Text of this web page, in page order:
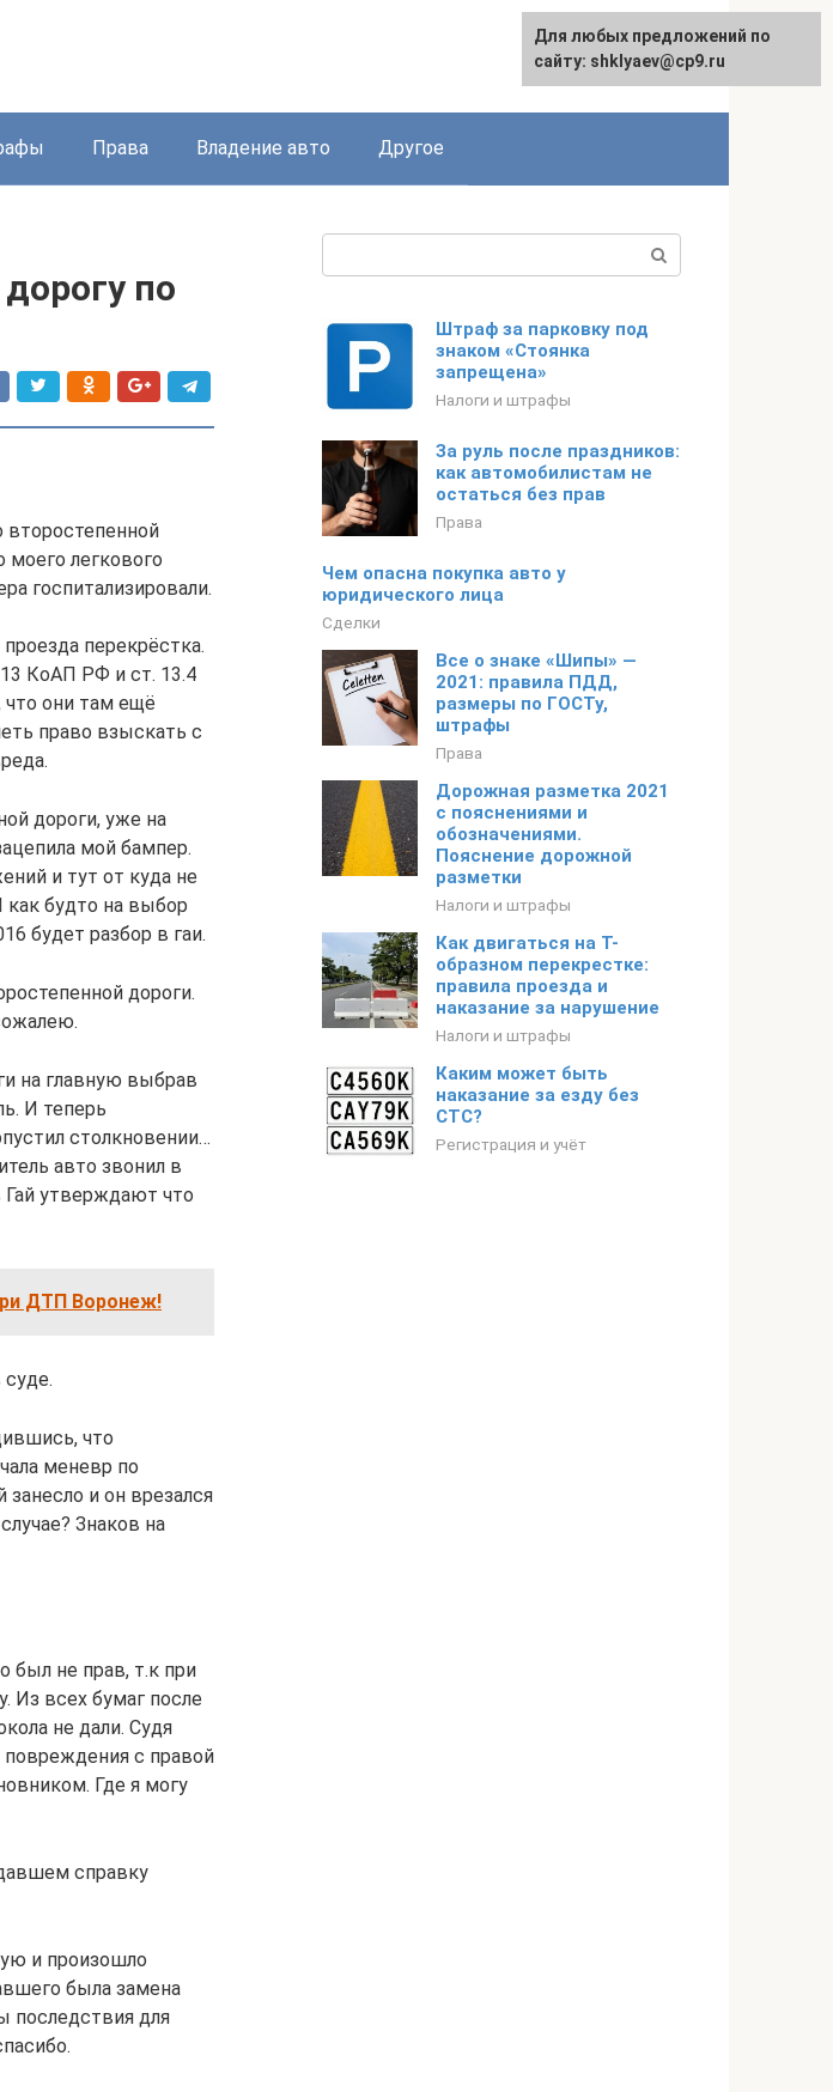
Права Владение авто Другое
по
второстепенной
легкового
госпитализировали.
перекрёстка.
КоАП РФ и ст. 13.4
они там ещё
право взыскать с
дороги, уже на
мой бампер.
и тут от куда не
будто на выбор
будет разбор в гаи.
дороги.
на главную выбрав
И теперь
столкновении…
авто звонил в
Гай утверждают что
ДТП Воронеж!
что
меневр по
и он врезался
Знаков на
был не прав, т.к при
Из всех бумаг после
не дали. Судя
повреждения с правой
Где я могу
справку
и произошло
была замена
последствия для
Штраф за парковку под
знаком «Стоянка
запрещена»
Налоги и штрафы
За руль после праздников:
как автомобилистам не
остаться без прав
Права
Чем опасна покупка авто у
юридического лица
Сделки
Все о знаке «Шипы» —
2021: правила ПДД,
размеры по ГОСТу,
штрафы
Права
Дорожная разметка 2021
с пояснениями и
обозначениями.
Пояснение дорожной
разметки
Налоги и штрафы
Как двигаться на Т-
образном перекрестке:
правила проезда и
наказание за нарушение
Налоги и штрафы
Каким может быть
наказание за езду без
СТС?
Регистрация и учёт
Для любых предложений по
сайту: shklyaev@cp9.ru